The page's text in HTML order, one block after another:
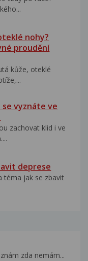
nohy?
proudění
kůže, oteklé
se vyznáte ve
zachovat klid i ve
deprese
téma jak se zbavit
zda nemám...